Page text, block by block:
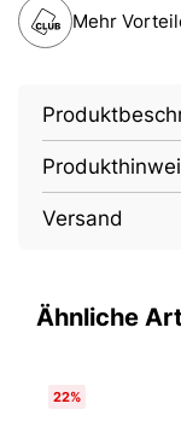
Mehr
Versand
Ähnliche
22%